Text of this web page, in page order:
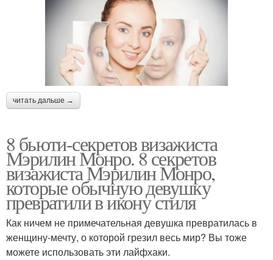
читать дальше →
8 бьюти-секретов визажиста
Мэрилин Монро. 8 секретов
визажиста Мэрилин Монро,
которые обычную девушку
превратили в икону стиля
Как ничем не примечательная девушка превратилась в
женщину-мечту, о которой грезил весь мир? Вы тоже
можете использовать эти лайфхаки.